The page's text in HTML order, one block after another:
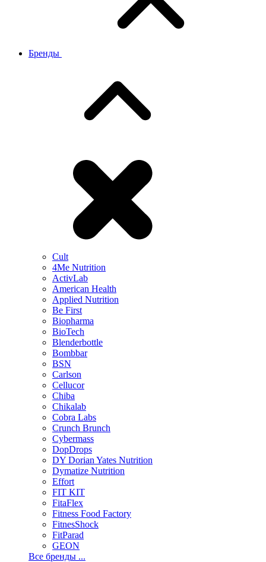
Бренды
Cult
4Me Nutrition
ActivLab
American Health
Applied Nutrition
Be First
Biopharma
BioTech
Blenderbottle
Bombbar
BSN
Carlson
Cellucor
Chiba
Chikalab
Cobra Labs
Crunch Brunch
Cybermass
DopDrops
DY Dorian Yates Nutrition
Dymatize Nutrition
Effort
FIT KIT
FitaFlex
Fitness Food Factory
FitnesShock
FitParad
GEON
Все бренды ...